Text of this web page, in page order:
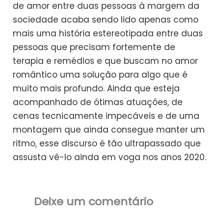
de amor entre duas pessoas à margem da
sociedade acaba sendo lido apenas como
mais uma história estereotipada entre duas
pessoas que precisam fortemente de
terapia e remédios e que buscam no amor
romântico uma solução para algo que é
muito mais profundo. Ainda que esteja
acompanhado de ótimas atuações, de
cenas tecnicamente impecáveis e de uma
montagem que ainda consegue manter um
ritmo, esse discurso é tão ultrapassado que
assusta vê-lo ainda em voga nos anos 2020.
Deixe um comentário